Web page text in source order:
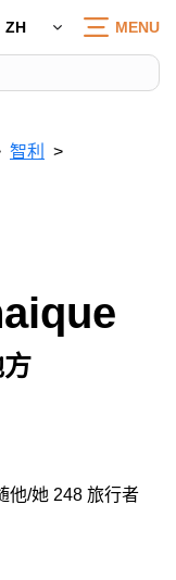
ZH MENU
智利
他/她 248 旅行者